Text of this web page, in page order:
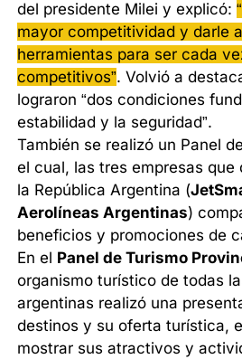
del presidente Milei y explicó:
mayor competitividad y darle
herramientas para ser cada
competitivos”. Volvió a
lograron “dos condiciones
estabilidad y la seguridad”.
También se realizó un Panel
el cual, las tres empresas que
la República Argentina (
Aerolíneas Argentinas)
beneficios y promociones de
En el Panel de Turismo
organismo turístico de todas
argentinas realizó una
destinos y su oferta turística,
mostrar sus atractivos y